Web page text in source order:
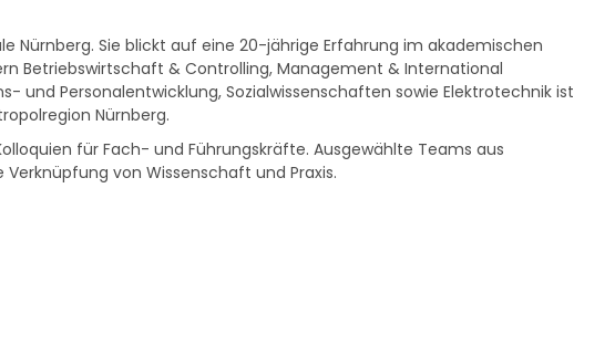
Nürnberg. Sie blickt auf eine 20-jährige Erfahrung im akademischen
Betriebswirtschaft & Controlling, Management & International
und Personalentwicklung, Sozialwissenschaften sowie Elektrotechnik ist
Nürnberg.
für Fach- und Führungskräfte. Ausgewählte Teams aus
von Wissenschaft und Praxis.